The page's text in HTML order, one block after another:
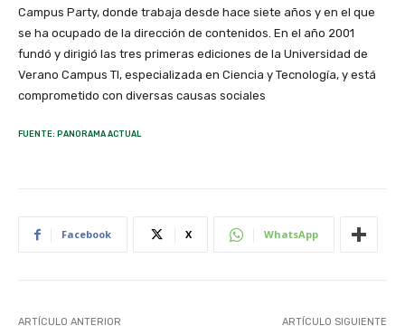
Campus Party, donde trabaja desde hace siete años y en el que
se ha ocupado de la dirección de contenidos. En el año 2001
fundó y dirigió las tres primeras ediciones de la Universidad de
Verano Campus TI, especializada en Ciencia y Tecnología, y está
comprometido con diversas causas sociales
FUENTE: PANORAMA ACTUAL
Facebook X WhatsApp
ARTÍCULO ANTERIOR ARTÍCULO SIGUIENTE